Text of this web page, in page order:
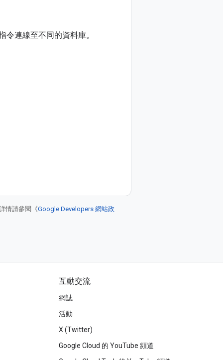
令連線至不同的資料庫。
情請參閱《Google Developers 網站政
互動交流
網誌
活動
X (Twitter)
Google Cloud 的 YouTube 頻道